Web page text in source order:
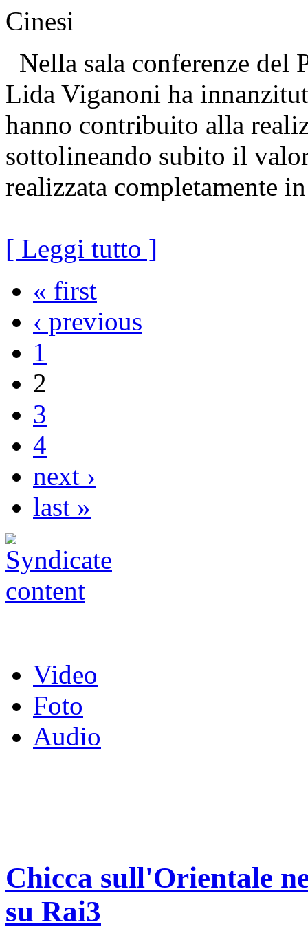
Cinesi
Nella sala conferenze del
Lida Viganoni ha
hanno contribuito alla
sottolineando subito il
realizzata completamente
[ Leggi tutto ]
« first
‹ previous
1
2
3
4
next ›
last »
Video
Foto
Audio
Chicca sull'Orientale
su Rai3